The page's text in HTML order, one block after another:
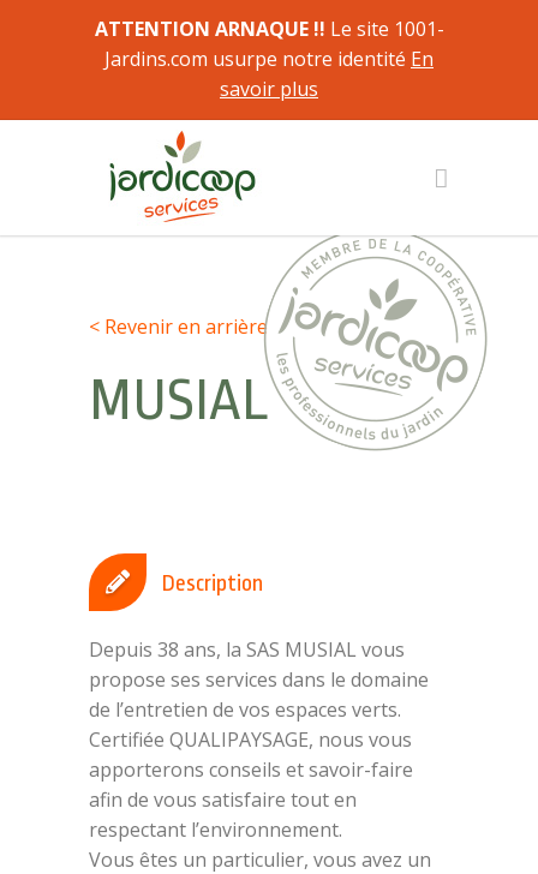
ATTENTION ARNAQUE !! Le site 1001-
Jardins.com usurpe notre identité En
savoir plus
< Revenir en arrière
MUSIAL
Description
Depuis 38 ans, la SAS MUSIAL vous
propose ses services dans le domaine
de l’entretien de vos espaces verts.
Certifiée QUALIPAYSAGE, nous vous
apporterons conseils et savoir-faire
afin de vous satisfaire tout en
respectant l’environnement.
Vous êtes un particulier, vous avez un